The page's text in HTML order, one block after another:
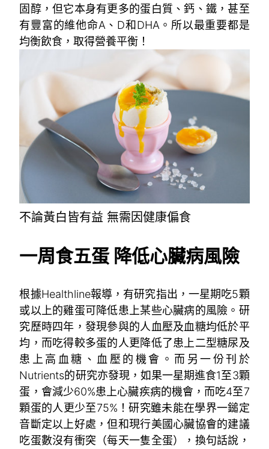
固醇，但它本身有更多的蛋白質、鈣、鐵，甚至
有豐富的維他命A、D和DHA。所以最重要都是
均衡飲食，取得營養平衡！
不論黃白皆有益 無需因健康偏食
一周食五蛋 降低心臟病風險
根據Healthline報導，有研究指出，一星期吃5顆
或以上的雞蛋可降低患上某些心臟病的風險。研
究歷時四年，發現參與的人血壓及血糖均低於平
均，而吃得較多蛋的人更降低了患上二型糖尿及
患上高血糖、血壓的機會。而另一份刊於
Nutrients的研究亦發現，如果一星期進食1至3顆
蛋，會減少60%患上心臟疾病的機會，而吃4至7
顆蛋的人更少至75%！研究雖未能在學界一鎚定
音斷定以上好處，但和現行美國心臟協會的建議
吃蛋數沒有衝突（每天一隻全蛋），換句話說，